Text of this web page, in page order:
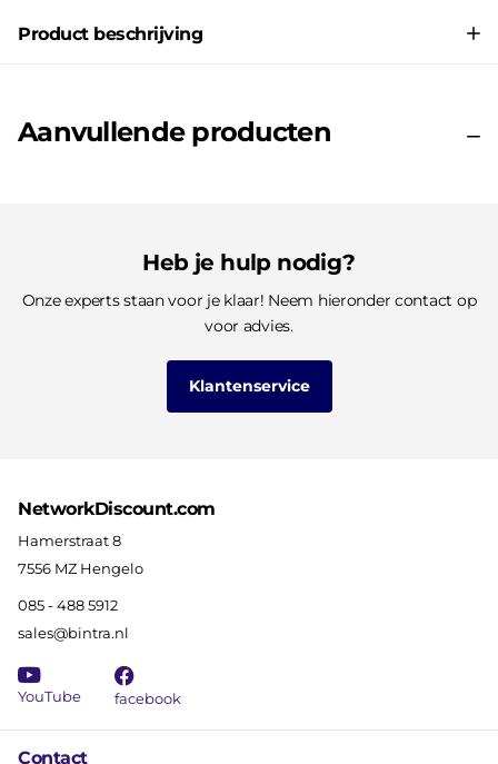
Product beschrijving
Aanvullende producten
Heb je hulp nodig?
Onze experts staan voor je klaar! Neem hieronder contact op
voor advies.
Klantenservice
Contact
NetworkDiscount.com
Hamerstraat 8
7556 MZ Hengelo
085 - 488 5912
sales@bintra.nl
YouTube facebook